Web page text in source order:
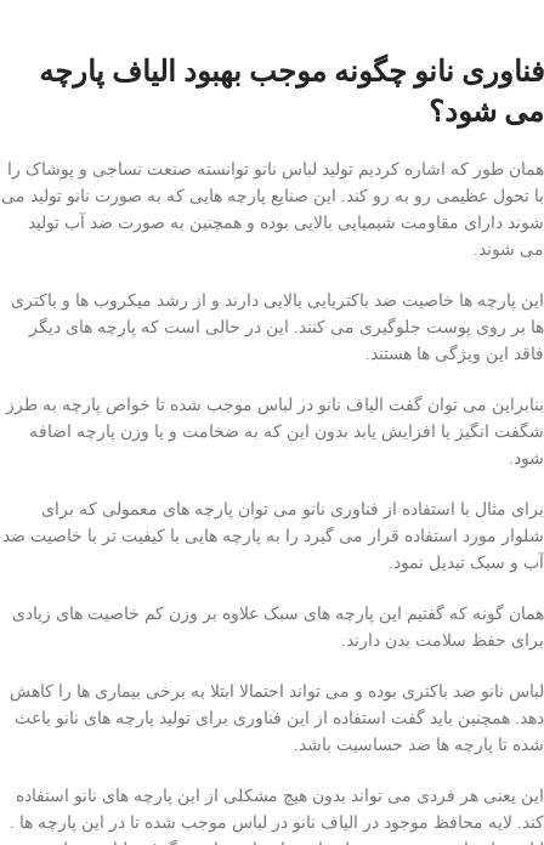
فناوری نانو چگونه موجب بهبود الیاف پارچه
می شود؟
همان طور که اشاره کردیم تولید لباس نانو توانسته صنعت نساجی و پوشاک را
با تحول عظیمی رو به رو کند. این صنایع پارچه هایی که به صورت نانو تولید می
شوند دارای مقاومت شیمیایی بالایی بوده و همچنین به صورت ضد آب تولید
می شوند.
این پارچه ها خاصیت ضد باکتریایی بالایی دارند و از رشد میکروب ها و باکتری
ها بر روی پوست جلوگیری می کنند. این در حالی است که پارچه های دیگر
فاقد این ویژگی ها هستند.
بنابراین می توان گفت الیاف نانو در لباس موجب شده تا خواص پارچه به طرز
شگفت انگیز یا افزایش یابد بدون این که به ضخامت و یا وزن پارچه اضافه
شود.
برای مثال با استفاده از فناوری نانو می توان پارچه های معمولی که برای
شلوار مورد استفاده قرار می گیرد را به پارچه هایی با کیفیت تر با خاصیت ضد
آب و سبک تبدیل نمود.
همان گونه که گفتیم این پارچه های سبک علاوه بر وزن کم خاصیت های زیادی
برای حفظ سلامت بدن دارند.
لباس نانو ضد باکتری بوده و می تواند احتمالا ابتلا به برخی بیماری ها را کاهش
دهد. همچنین باید گفت استفاده از این فناوری برای تولید پارچه های نانو باعث
شده تا پارچه ها ضد حساسیت باشد.
این یعنی هر فردی می تواند بدون هیچ مشکلی از این پارچه های نانو استفاده
کند. لایه محافظ موجود در الیاف نانو در لباس موجب شده تا در این پارچه ها .